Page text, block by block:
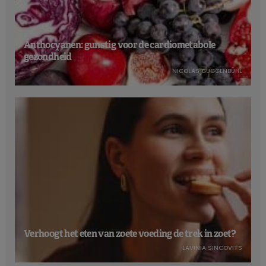
Moeiteloos meer plantaardig eten!
Wat houdt een meer plantaardig eetpatroon precies in? Er
zijn talloze combinaties mogelijk. Het principe luidt: geef
plantaardige producten een centrale plaats. Denk daarbij
aan groenten en fruit, volkorengranen, peulvruchten, noten
en zaden en ga zo maar door.
verrijkte plantaardige alternatieven voor
zuivel ook opgenomen in de modellen voor een
zowel in de Voedingspiramide van
Food in Action-HE Vinci als in de Voedingsdriehoek van
Gezond Leven. Op basis van de nationale en internationale
aanbevelingen en het onderzoek van de EAT-Lancet-
commissie – die een voedingspatroon heeft vastgelegd dat
Anthocyanen: gunstig voor de cardiometabole
gezondheid
NICOLAS GUGGENBÜHL
Verhoogt het eten van zoete voeding de trek in zoet?
LAVINIA SINCOVITS